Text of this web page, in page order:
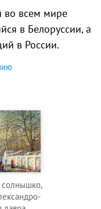
во всем мире
в Белоруссии, а
в России.
солнышко,